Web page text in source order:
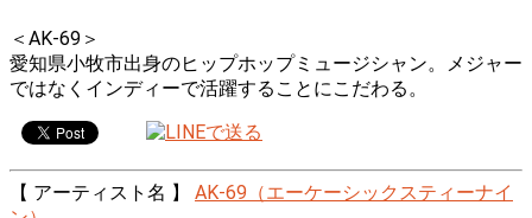
＜AK-69＞
愛知県小牧市出身のヒップホップミュージシャン。メジャー
ではなくインディーで活躍することにこだわる。
【 アーティスト名 】 AK-69（エーケーシックスティーナイ